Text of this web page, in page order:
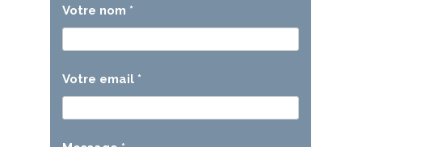
Votre nom *
Votre email *